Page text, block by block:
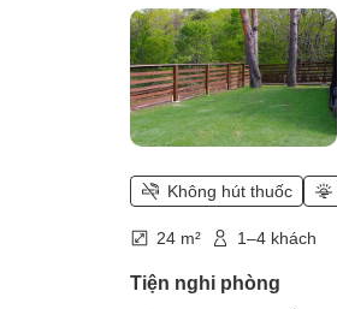
Không hút thuốc
24 m² 1–4 khách
Tiện nghi phòng